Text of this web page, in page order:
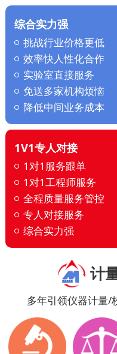
综合实力强
挑战行业价格更低
效率快人性化合作
实验室直接服务
免送多家机构烦恼
降低中间业务成本
1V1专人对接
1对1服务跟单
1对1工程师服务
全程质量服务管控
专人对接服务
综合实力强
计
多年引领仪器计量/